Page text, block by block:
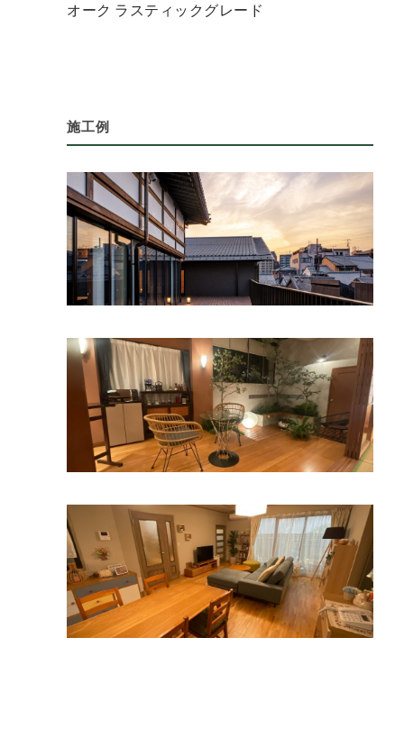
オーク ラスティックグレード
施工例